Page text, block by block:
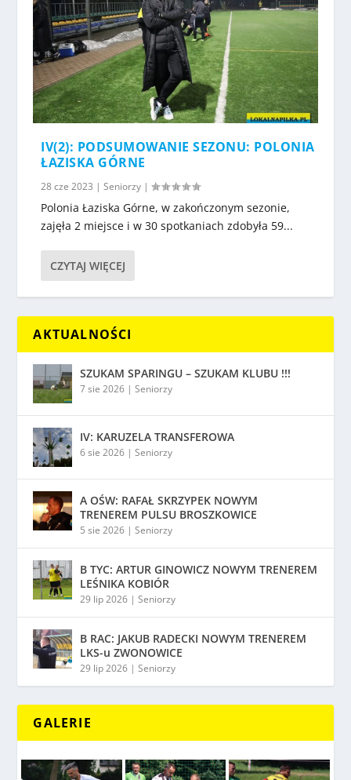
IV(2): PODSUMOWANIE SEZONU: POLONIA
ŁAZISKA GÓRNE
28 cze 2023 |Seniorzy |
Polonia Łaziska Górne, w zakończonym sezonie,
zajęła 2 miejsce i w 30 spotkaniach zdobyła 59...
CZYTAJ WIĘCEJ
AKTUALNOŚCI
SZUKAM SPARINGU – SZUKAM KLUBU !!!
7 sie 2026 |Seniorzy
IV: KARUZELA TRANSFEROWA
6 sie 2026 |Seniorzy
A OŚW: RAFAŁ SKRZYPEK NOWYM
TRENEREM PULSU BROSZKOWICE
5 sie 2026 |Seniorzy
B TYC: ARTUR GINOWICZ NOWYM TRENEREM
LEŚNIKA KOBIÓR
29 lip 2026 |Seniorzy
B RAC: JAKUB RADECKI NOWYM TRENEREM
LKS-u ZWONOWICE
29 lip 2026 |Seniorzy
GALERIE